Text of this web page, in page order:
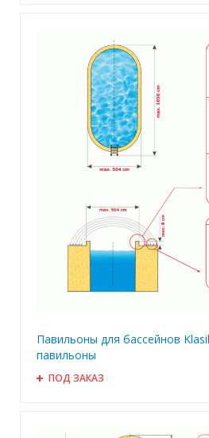
Павильоны для бассейнов
павильоны
ПОД ЗАКАЗ